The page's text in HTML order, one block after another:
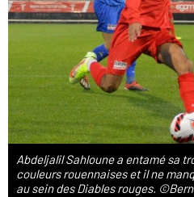
Abdeljalil Sahloune a entamé sa
couleurs rouennaises et il ne
au sein des Diables rouges.